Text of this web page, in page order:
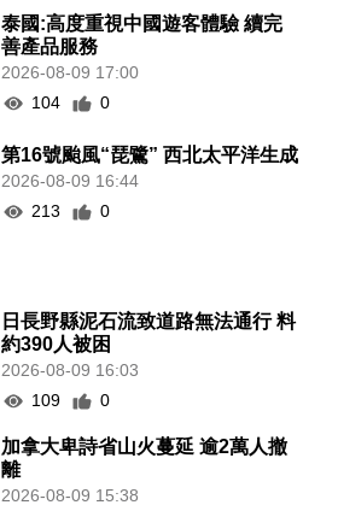
泰國:高度重視中國遊客體驗 續完
善產品服務
2026-08-09 17:00
104
0
第16號颱風“琵鷺” 西北太平洋生成
2026-08-09 16:44
213
0
日長野縣泥石流致道路無法通行 料
約390人被困
2026-08-09 16:03
109
0
加拿大卑詩省山火蔓延 逾2萬人撤
離
2026-08-09 15:38